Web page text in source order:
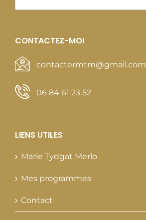
CONTACTEZ-MOI
contactermtm@gmail.com
06 84 61 23 52
LIENS UTILES
Marie Tydgat Merlo
Mes programmes
Contact